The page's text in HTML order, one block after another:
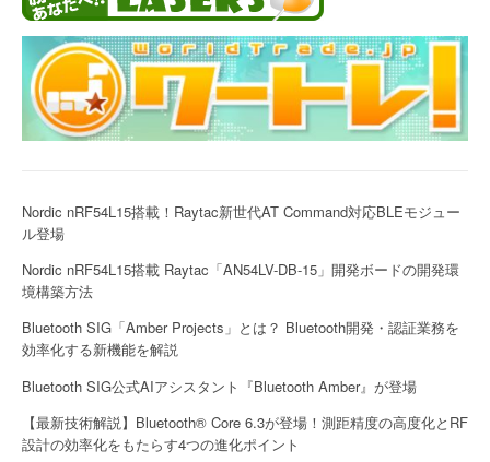
Nordic nRF54L15搭載！Raytac新世代AT Command対応BLEモジュー
ル登場
Nordic nRF54L15搭載 Raytac「AN54LV-DB-15」開発ボードの開発環
境構築方法
Bluetooth SIG「Amber Projects」とは？ Bluetooth開発・認証業務を
効率化する新機能を解説
Bluetooth SIG公式AIアシスタント『Bluetooth Amber』が登場
【最新技術解説】Bluetooth® Core 6.3が登場！測距精度の高度化とRF
設計の効率化をもたらす4つの進化ポイント